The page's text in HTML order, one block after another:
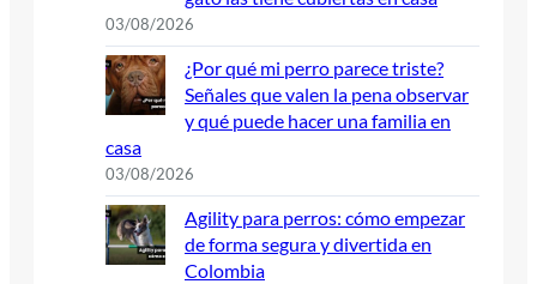
03/08/2026
¿Por qué mi perro parece triste?
Señales que valen la pena observar
y qué puede hacer una familia en
casa
03/08/2026
Agility para perros: cómo empezar
de forma segura y divertida en
Colombia